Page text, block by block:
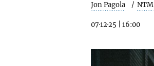
Jon Pagola NTM
07·12·25 16:00